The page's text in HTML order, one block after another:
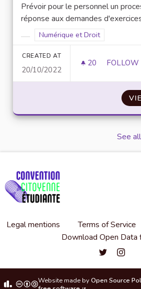
Prévoir pour le personnel un
réponse aux demandes
Filter results for category:
Filter results for scope:
Numérique et Droit
CREATED AT
20/10/2022
20 20
FOLLOW
See
Legal mentions Terms of Service
Download Open Data
Website made byOpen Source